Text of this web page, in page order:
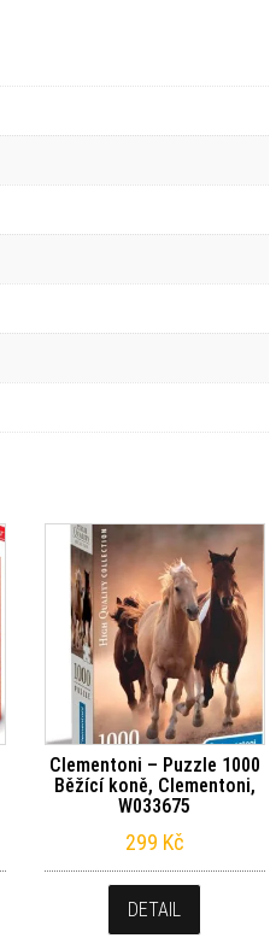
Clementoni – Puzzle 1000
Běžící koně, Clementoni,
W033675
299 Kč
DETAIL